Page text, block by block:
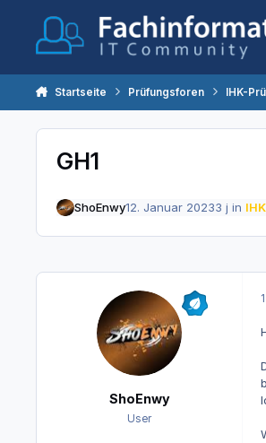
Startseite Prüfungsforen IHK-
GH1
ShoEnwy12. Januar 20233 j in
ShoEnwy
User